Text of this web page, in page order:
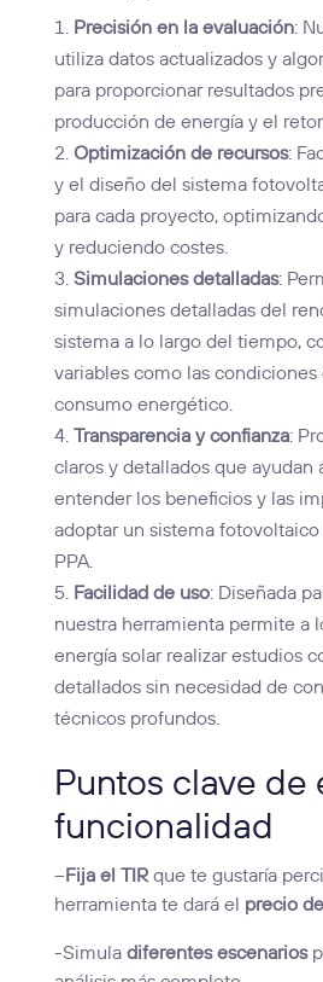
Precisión en la evaluación:
utiliza datos actualizados y
para proporcionar resultados
producción de energía y el
Optimización de recursos:
y el diseño del sistema
para cada proyecto,
y reduciendo costes.
Simulaciones detalladas:
simulaciones detalladas del
sistema a lo largo del tiempo,
variables como las condiciones
consumo energético.
Transparencia y confianza:
claros y detallados que ayudan
entender los beneficios y las
adoptar un sistema
PPA.
Facilidad de uso: Diseñada
nuestra herramienta permite a
energía solar realizar estudios
detallados sin necesidad de
técnicos profundos.
Puntos clave de
funcionalidad
– Fija el TIRque te gustaría
herramienta te dará el precio
-Simula diferentes escenarios